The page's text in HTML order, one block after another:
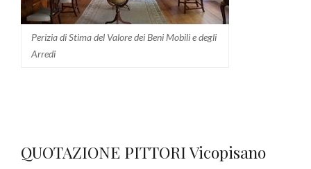
Perizia di Stima del Valore dei Beni Mobili e degli
Arredi
QUOTAZIONE PITTORI Vicopisano